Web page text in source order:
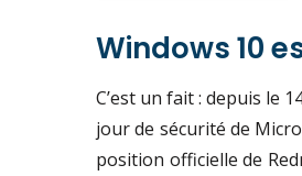
Windows 10
C’est un fait : depuis le
jour de sécurité de
position officielle de